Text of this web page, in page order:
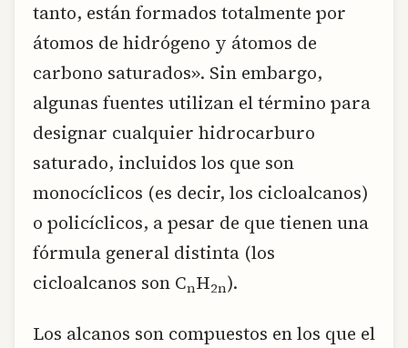
tanto, están formados totalmente por
átomos de hidrógeno y átomos de
carbono saturados». Sin embargo,
algunas fuentes utilizan el término para
designar cualquier hidrocarburo
saturado, incluidos los que son
monocíclicos (es decir, los cicloalcanos)
o policíclicos, a pesar de que tienen una
fórmula general distinta (los
cicloalcanos son CnH2n).
Los alcanos son compuestos en los que el